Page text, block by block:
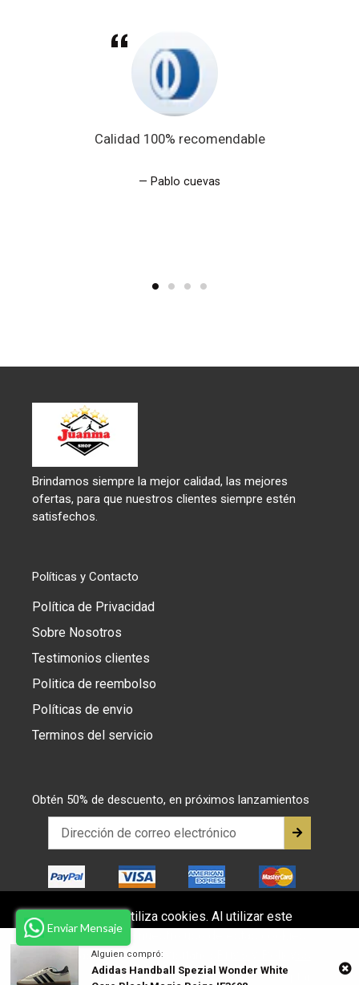
Calidad 100% recomendable
Pablo cuevas
Brindamos siempre la mejor calidad, las mejores
ofertas, para que nuestros clientes siempre estén
satisfechos.
Políticas y Contacto
Política de Privacidad
Sobre Nosotros
Testimonios clientes
Politica de reembolso
Políticas de envio
Terminos del servicio
Obtén 50% de descuento, en próximos lanzamientos
© 2026,
Alguien compró:
Adidas Handball Spezial Wonder White
Este sitio web utiliza cookies. Al utilizar este
sitio web, acepta nuestro uso de estas cookies.
Para más información visitanos
Aceptar
Enviar Mensaje